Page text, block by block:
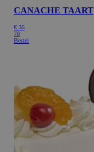
CANACHE TAART
€ 35
70
Bestel